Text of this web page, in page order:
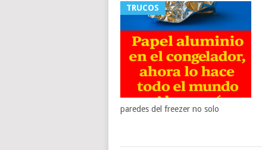
TRUCOS
paredes del freezer no solo